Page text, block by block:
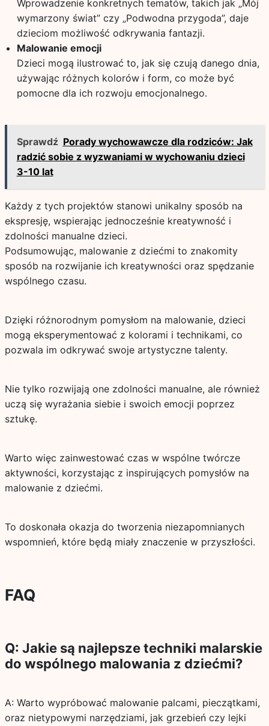
Wprowadzenie konkretnych tematów, takich jak „Mój
wymarzony świat” czy „Podwodna przygoda”, daje
dzieciom możliwość odkrywania fantazji.
Malowanie emocji
Dzieci mogą ilustrować to, jak się czują danego dnia,
używając różnych kolorów i form, co może być
pomocne dla ich rozwoju emocjonalnego.
Sprawdź Porady wychowawcze dla rodziców: Jak
radzić sobie z wyzwaniami w wychowaniu dzieci
3-10 lat
Każdy z tych projektów stanowi unikalny sposób na
ekspresję, wspierając jednocześnie kreatywność i
zdolności manualne dzieci.
Podsumowując, malowanie z dziećmi to znakomity
sposób na rozwijanie ich kreatywności oraz spędzanie
wspólnego czasu.
Dzięki różnorodnym pomysłom na malowanie, dzieci
mogą eksperymentować z kolorami i technikami, co
pozwala im odkrywać swoje artystyczne talenty.
Nie tylko rozwijają one zdolności manualne, ale również
uczą się wyrażania siebie i swoich emocji poprzez
sztukę.
Warto więc zainwestować czas w wspólne twórcze
aktywności, korzystając z inspirujących pomysłów na
malowanie z dziećmi.
To doskonała okazja do tworzenia niezapomnianych
wspomnień, które będą miały znaczenie w przyszłości.
FAQ
Q: Jakie są najlepsze techniki malarskie
do wspólnego malowania z dziećmi?
A: Warto wypróbować malowanie palcami, pieczątkami,
oraz nietypowymi narzędziami, jak grzebień czy lejki